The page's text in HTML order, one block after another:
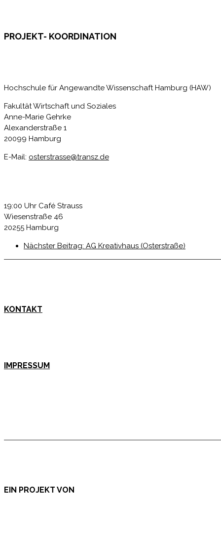
PROJEKT- KOORDINATION
Hochschule für Angewandte Wissenschaft Hamburg (HAW)
Fakultät Wirtschaft und Soziales
Anne-Marie Gehrke
Alexanderstraße 1
20099 Hamburg
E-Mail: osterstrasse@transz.de
19:00 Uhr Café Strauss
Wiesenstraße 46
20255 Hamburg
Nächster Beitrag: AG Kreativhaus (Osterstraße)
KONTAKT
IMPRESSUM
EIN PROJEKT VON